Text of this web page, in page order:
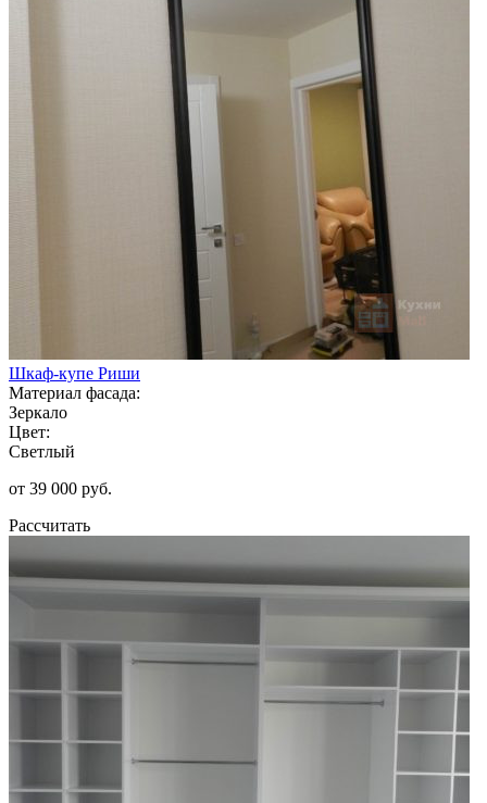
Шкаф-купе Риши
Материал фасада:
Зеркало
Цвет:
Светлый
от 39 000 руб.
Рассчитать